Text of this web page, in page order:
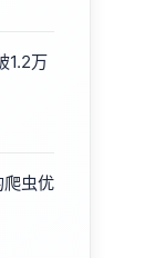
1.2万
爬虫优